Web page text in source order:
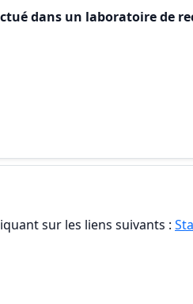
dans un laboratoire de
sur les liens suivants :